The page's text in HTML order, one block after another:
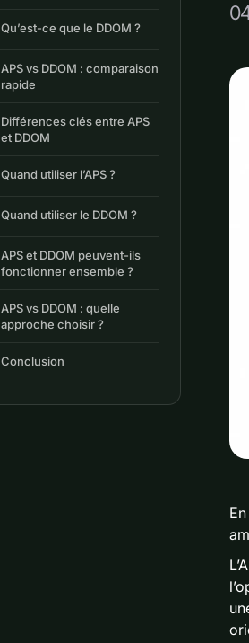
Qu’est-ce que le DDOM ?
APS vs DDOM : comparaison
rapide
Différences clés entre APS
et DDOM
Quand utiliser l’APS ?
Quand utiliser le DDOM ?
APS et DDOM peuvent-ils
fonctionner ensemble ?
APS vs DDOM : quelle
approche choisir ?
Conclusion